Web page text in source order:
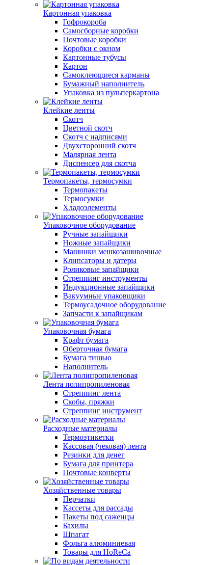
Картонная упаковка
Гофрокороба
Самосборные коробки
Почтовые коробки
Коробки с окном
Картонные тубусы
Картон
Самоклеющиеся карманы
Бумажный наполнитель
Упаковка из пульперкартона
Клейкие ленты
Скотч
Цветной скотч
Скотч с надписями
Двухсторонний скотч
Малярная лента
Диспенсер для скотча
Термопакеты, термосумки
Термопакеты
Термосумки
Хладоэлементы
Упаковочное оборудование
Ручные запайщики
Ножные запайщики
Машинки мешкозашивочные
Клипсаторы и датеры
Роликовые запайщики
Стреппинг инструменты
Индукционные запайщики
Вакуумные упаковщики
Термоусадочное оборудование
Запчасти к запайщикам
Упаковочная бумага
Крафт бумага
Оберточная бумага
Бумага тишью
Наполнитель
Лента полипропиленовая
Стреппинг лента
Скобы, пряжки
Стреппинг инструмент
Расходные материалы
Термоэтикетки
Кассовая (чековая) лента
Резинки для денег
Бумага для принтера
Почтовые конверты
Хозяйственные товары
Перчатки
Кассеты для рассады
Пакеты под саженцы
Бахилы
Шпагат
Фольга алюминиевая
Товары для HoReCa